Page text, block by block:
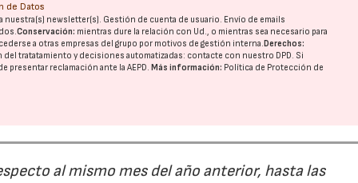
de Datos
nuestra(s) newsletter(s). Gestión de cuenta de usuario. Envío de emails
Conservación: mientras dure la relación con Ud., o mientras sea necesario para
a otras empresas del grupo por motivos de gestión interna. Derechos:
tratatamiento y decisiones automatizadas: contacte con nuestro DPD. Si
presentar reclamación ante laAEPD. Más información: Política de Protección de
al mismo mes del año anterior, hasta las